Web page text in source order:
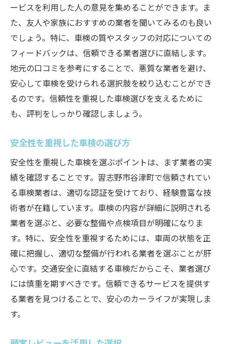
ービスを利用した人の意見を集めることができます。ま
た、友人や家族におすすめの業者を聞いてみるのも良い
でしょう。特に、車検の質やスタッフの対応についての
フィードバックは、信頼できる業者選びに直結します。
地元の口コミを参考にすることで、悪質な業者を避け、
安心して車検を受けられる選択肢を絞り込むことができ
るのです。信頼性を重視した車検選びを支えるために
も、評判をしっかり確認しましょう。
安全性を重視した車検の選び方
安全性を重視した車検を選ぶポイントは、まず業者の実
績を確認することです。習志野市谷津町で信頼されてい
る車検業者は、適切な認証を受けており、経験豊富な技
術者が在籍しています。車検の内容が詳細に説明される
業者を選ぶと、必要な整備や点検項目が明確になりま
す。特に、安全性を重視するためには、車両の状態を正
確に把握し、適切な整備が行われる業者を選ぶことが肝
心です。交通安全に直結する車検だからこそ、業者選び
には慎重を期すべきです。信頼できるサービスを提供す
る業者を見つけることで、安心のカーライフが実現しま
す。